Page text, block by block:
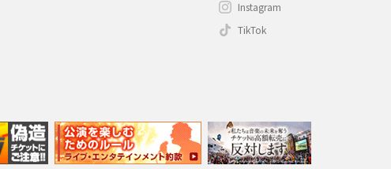
Instagram
TikTok